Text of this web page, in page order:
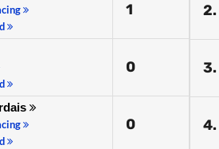
1
0
0
2.
3.
4.